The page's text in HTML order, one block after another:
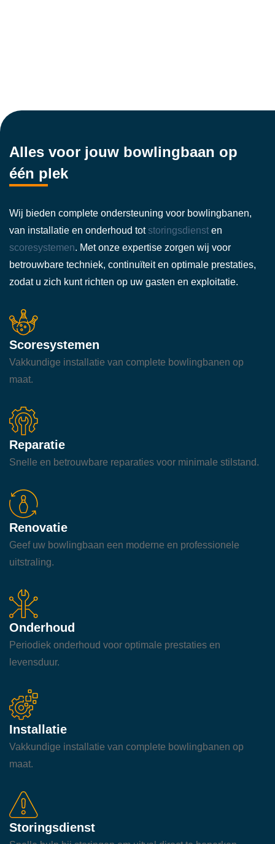
Alles voor jouw bowlingbaan op
één plek
Wij bieden complete ondersteuning voor bowlingbanen,
van installatie en onderhoud tot storingsdienst en
scoresystemen. Met onze expertise zorgen wij voor
betrouwbare techniek, continuïteit en optimale prestaties,
zodat u zich kunt richten op uw gasten en exploitatie.
Scoresystemen
Vakkundige installatie van complete bowlingbanen op
maat.
Reparatie
Snelle en betrouwbare reparaties voor minimale stilstand.
Renovatie
Geef uw bowlingbaan een moderne en professionele
uitstraling.
Onderhoud
Periodiek onderhoud voor optimale prestaties en
levensduur.
Installatie
Vakkundige installatie van complete bowlingbanen op
maat.
Storingsdienst